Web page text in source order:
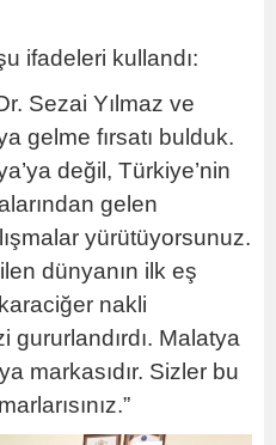
ifadeleri kullandı:
Sezai Yılmaz ve
gelme fırsatı bulduk.
değil, Türkiye’nin
gelen
yürütüyorsunuz.
dünyanın ilk eş
nakli
Malatya
markasıdır. Sizler bu